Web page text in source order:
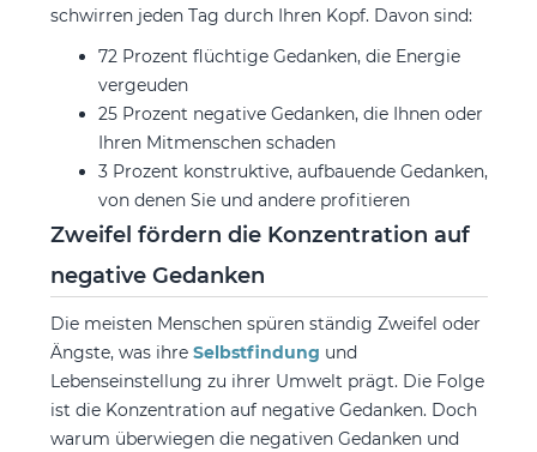
schwirren jeden Tag durch Ihren Kopf. Davon sind:
72 Prozent flüchtige Gedanken, die Energie
vergeuden
25 Prozent negative Gedanken, die Ihnen oder
Ihren Mitmenschen schaden
3 Prozent konstruktive, aufbauende Gedanken,
von denen Sie und andere profitieren
Zweifel fördern die Konzentration auf
negative Gedanken
Die meisten Menschen spüren ständig Zweifel oder
Ängste, was ihre Selbstfindung und
Lebenseinstellung zu ihrer Umwelt prägt. Die Folge
ist die Konzentration auf negative Gedanken. Doch
warum überwiegen die negativen Gedanken und